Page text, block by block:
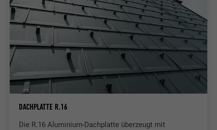
DACHPLATTE R.16
Die R.16 Aluminium-Dachplatte überzeugt mit